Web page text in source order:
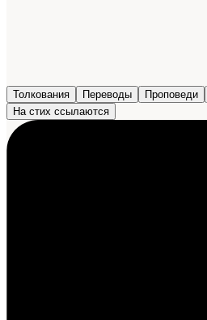
Толкования Переводы Проповеди
На стих ссылаются